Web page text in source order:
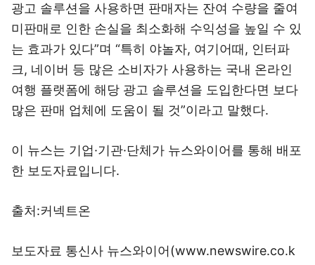
광고 솔루션을 사용하면 판매자는 잔여 수량을 줄여
미판매로 인한 손실을 최소화해 수익성을 높일 수 있
는 효과가 있다”며 “특히 야놀자, 여기어때, 인터파
크, 네이버 등 많은 소비자가 사용하는 국내 온라인
여행 플랫폼에 해당 광고 솔루션을 도입한다면 보다
많은 판매 업체에 도움이 될 것”이라고 말했다.
이 뉴스는 기업·기관·단체가 뉴스와이어를 통해 배포
한 보도자료입니다.
출처:커넥트온
보도자료 통신사 뉴스와이어(www.newswire.co.k